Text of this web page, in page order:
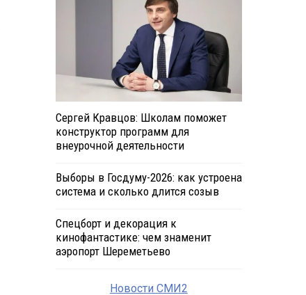
Сергей Кравцов: Школам поможет
конструктор программ для
внеурочной деятельности
Выборы в Госдуму-2026: как устроена
система и сколько длится созыв
Спецборт и декорация к
кинофантастике: чем знаменит
аэропорт Шереметьево
Новости СМИ2